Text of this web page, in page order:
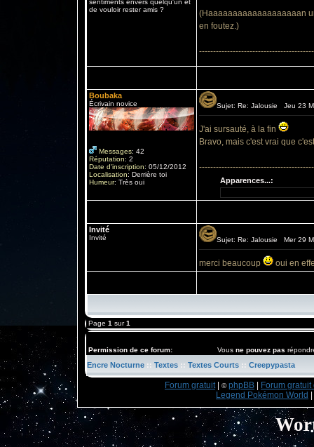
sentiments envers quelqu'un et
de vouloir rester amis ?
(Haaaaaaaaaaaaaaaaaaan
en foutez.)
Boubaka
Écrivain novice
Messages: 42
Réputation: 2
Date d'inscription: 05/12/2012
Localisation: Derrière toi
Humeur: Très oui
Sujet: Re: Jalousie Jeu 23
J'ai sursauté, à la fin
Bravo, mais c'est vrai que
Apparences...:
Invité
Invité Sujet: Re: Jalousie Mer 29
merci beaucoup oui en
Page 1 sur1
Permission de ce forum: Vous ne pouvez pas
Encre Nocturne :: Textes :: Textes Courts :: Creepypasta
Forum gratuit| © phpBB
Forum
Legend Pokémon World